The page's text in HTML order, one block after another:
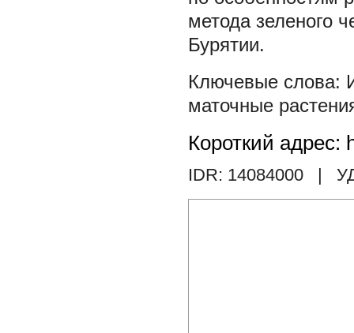
метода зеленого
Бурятии.
маточные
Короткий адрес:
IDR: 14084000 |